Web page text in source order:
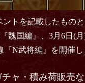
トを記載したもの
国編』、3月6日(
N武将編』
を開催
ャ・積み荷販売な